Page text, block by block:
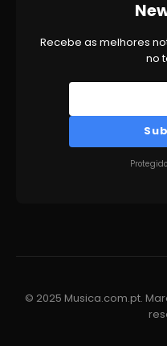
Recebe as melhores
no
© 2025 Musica.com.pt.